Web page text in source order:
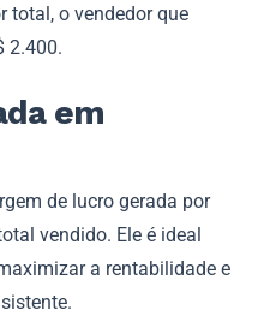
total, o vendedor que
2.400.
em
de lucro gerada por
vendido. Ele é ideal
a rentabilidade e